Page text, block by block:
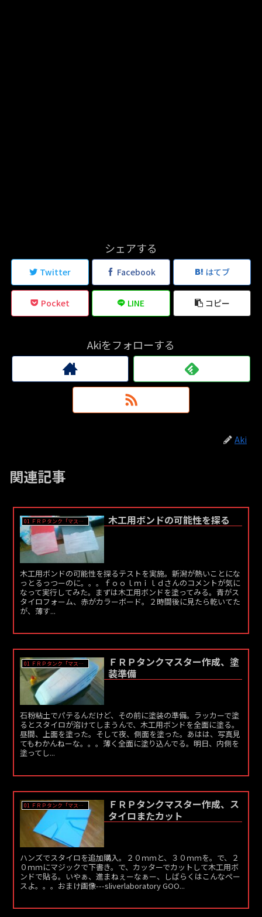
シェアする
Twitter Facebook はてブ
Pocket LINE コピー
Akiをフォローする
Aki
関連記事
01 ＦＲＰタンク「マスター」作成 木工用ボンドの可能性を探る
木工用ボンドの可能性を探るテストを実施。新潟が熱いことにな
っとるっつーのに。。。ｆｏｏｌｍｉｌｄさんのコメントが気に
なって実行してみた。まずは木工用ボンドを塗ってみる。青がス
タイロフォーム、赤がカラーボード。２時間後に見たら乾いてた
が、薄す...
01 ＦＲＰタンク「マスター」作成
ＦＲＰタンクマスター作成、塗
装準備
石粉粘土でパテるんだけど、その前に塗装の準備。ラッカーで塗
るとスタイロが溶けてしまうんで、木工用ボンドを全面に塗る。
昼間、上面を塗った。そして夜、側面を塗った。あはは、写真見
てもわかんねーな。。。薄く全面に塗り込んでる。明日、内側を
塗ってし...
01 ＦＲＰタンク「マスター」作成
ＦＲＰタンクマスター作成、ス
タイロまたカット
ハンズでスタイロを追加購入。２０ｍｍと、３０ｍｍを。で、２
０ｍｍにマジックで下書き。で、カッターでカットして木工用ボ
ンドで貼る。いやぁ、進まねぇーなぁー、しばらくはこんなペー
スよ。。。おまけ画像---sliverlaboratory GOO...